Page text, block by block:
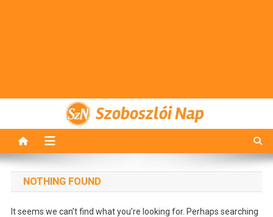
Szoboszlói Nap
NOTHING FOUND
It seems we can’t find what you’re looking for. Perhaps searching